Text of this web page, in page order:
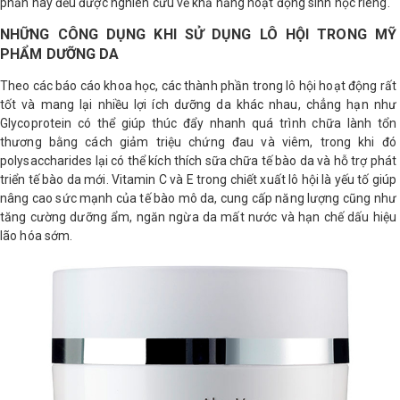
phần này đều được nghiên cứu về khả năng hoạt động sinh học riêng.
NHỮNG CÔNG DỤNG KHI SỬ DỤNG LÔ HỘI TRONG MỸ
PHẨM DƯỠNG DA
Theo các báo cáo khoa học, các thành phần trong lô hội hoạt động rất
tốt và mang lại nhiều lợi ích dưỡng da khác nhau, chẳng hạn như
Glycoprotein có thể giúp thúc đẩy nhanh quá trình chữa lành tổn
thương bằng cách giảm triệu chứng đau và viêm, trong khi đó
polysaccharides lại có thể kích thích sữa chữa tế bào da và hỗ trợ phát
triển tế bào da mới. Vitamin C và E trong chiết xuất lô hội là yếu tố giúp
nâng cao sức mạnh của tế bào mô da, cung cấp năng lượng cũng như
tăng cường dưỡng ẩm, ngăn ngừa da mất nước và hạn chế dấu hiệu
lão hóa sớm.